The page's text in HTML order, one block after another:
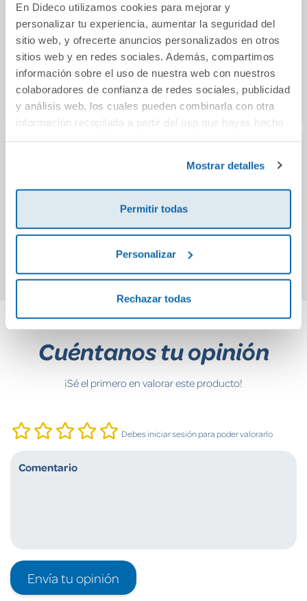
En Dideco utilizamos cookies para mejorar y
personalizar tu experiencia, aumentar la seguridad del
sitio web, y ofrecerte anuncios personalizados en otros
sitios web y en redes sociales. Además, compartimos
información sobre el uso de nuestra web con nuestros
colaboradores de confianza de redes sociales, publicidad
y análisis web, los cuales pueden combinarla con otra
información recopilada a partir del uso que hayas hecho
Mostrar detalles
Permitir todas
Personalizar
Rechazar todas
Rita 3)
Tenemos que
Comprar
Cuéntanos tu opinión
¡Sé el primero en valorar este producto!
Debes iniciar sesión para poder valorarlo
Envía tu opinión